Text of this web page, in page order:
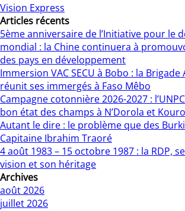
Vision Express
Articles récents
5ème anniversaire de l’Initiative pour le
mondial : la Chine continuera à
des pays en développement
Immersion VAC SECU à Bobo : la
réunit ses immergés à Faso Mêbo
Campagne cotonnière 2026-2027 :
bon état des champs à N’Dorola et
Autant le dire : le problème que des
Capitaine Ibrahim Traoré
4 août 1983 – 15 octobre 1987 : la RDP,
vision et son héritage
Archives
août 2026
juillet 2026